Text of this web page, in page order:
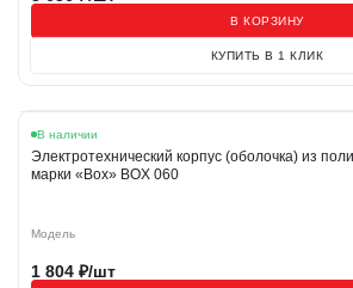
В КОРЗИНУ
КУПИТЬ В 1 КЛИК
В наличии
Электротехнический корпус (оболочка) из
марки «Box» BOX 060
Модель
1 804 ₽/шт